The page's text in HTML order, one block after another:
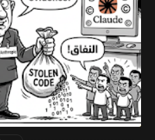
2026-04-03
Muhammed Ahmed